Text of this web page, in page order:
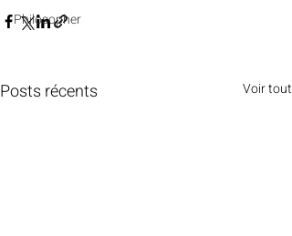
Philosopher
Posts récents Voir tout